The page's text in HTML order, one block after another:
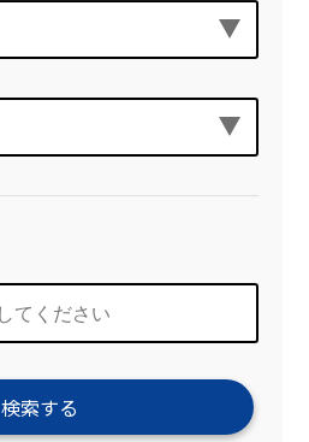
検索する